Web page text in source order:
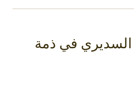
السديري في ذمة